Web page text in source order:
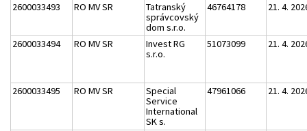
2600033493 RO MV SR
Tatranský
správcovský
dom s.r.o.
46764178 21. 4.
2600033494 RO MV SR
Invest RG
s.r.o.
51073099 21. 4.
2600033495 RO MV SR
Special
Service
International
SK s.
47961066 21. 4.